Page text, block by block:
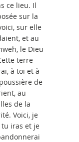
ce lieu. Il
sur la
sur elle
et au
le Dieu
terre
à toi et à
de
au
de la
Voici, je
iras et je